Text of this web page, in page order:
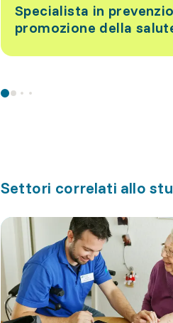
Specialista in
promozione della
Settori correlati allo